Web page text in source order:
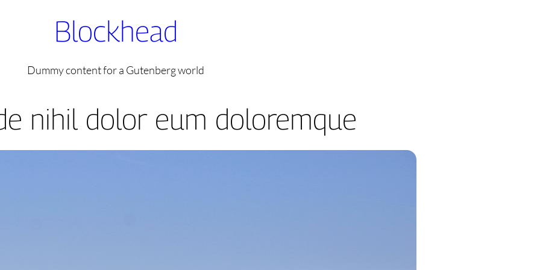
Blockhead
Dummy content for a Gutenberg world
nihil dolor eum doloremque